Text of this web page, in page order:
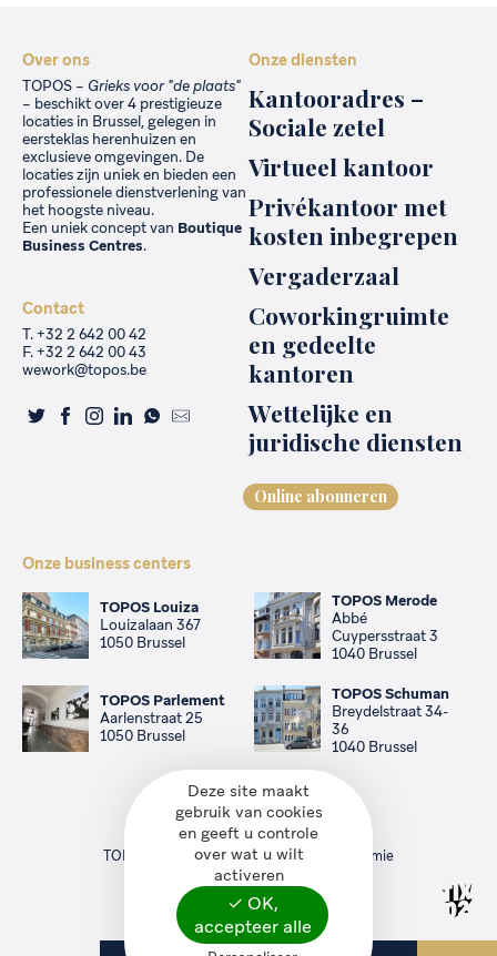
Over ons
TOPOS – Grieks voor "de plaats"
– beschikt over 4 prestigieuze
locaties in Brussel, gelegen in
eersteklas herenhuizen en
exclusieve omgevingen. De
locaties zijn uniek en bieden een
professionele dienstverlening van
het hoogste niveau.
Een uniek concept van Boutique
Business Centres.
Contact
T. +32 2 642 00 42
F. +32 2 642 00 43
wework@topos.be
Onze diensten
Kantooradres –
Sociale zetel
Virtueel kantoor
Privékantoor met
kosten inbegrepen
Vergaderzaal
Coworkingruimte
en gedeelte
kantoren
Wettelijke en
juridische diensten
Online abonneren
Onze business centers
TOPOS Louiza
Louizalaan 367
1050 Brussel
TOPOS Merode
Abbé
Cuypersstraat 3
1040 Brussel
TOPOS Parlement
Aarlenstraat 25
1050 Brussel
TOPOS Schuman
Breydelstraat 34-
36
1040 Brussel
©2026 TOPOS
All rights reserved
TOPOS is geregistreerd bij de FOD Economie
Service management—Privacybeleid
Deze site maakt
gebruik van cookies
en geeft u controle
over wat u wilt
activeren
✓ OK,
accepteer alle